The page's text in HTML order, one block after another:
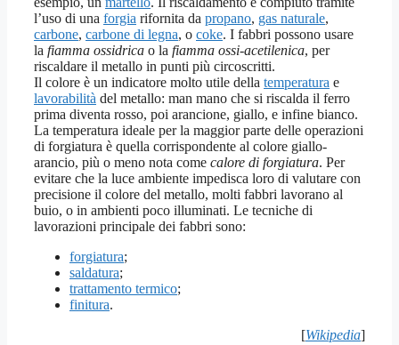
l’uso di una forgia rifornita da propano, gas naturale,
carbone, carbone di legna, o coke. I fabbri possono usare
la fiamma ossidrica o la fiamma ossi-acetilenica, per
riscaldare il metallo in punti più circoscritti.
Il colore è un indicatore molto utile della temperatura e
lavorabilità del metallo: man mano che si riscalda il ferro
prima diventa rosso, poi arancione, giallo, e infine bianco.
La temperatura ideale per la maggior parte delle operazioni
di forgiatura è quella corrispondente al colore giallo-
arancio, più o meno nota come calore di forgiatura. Per
evitare che la luce ambiente impedisca loro di valutare con
precisione il colore del metallo, molti fabbri lavorano al
buio, o in ambienti poco illuminati. Le tecniche di
lavorazioni principale dei fabbri sono:
forgiatura;
saldatura;
trattamento termico;
finitura.
[Wikipedia]